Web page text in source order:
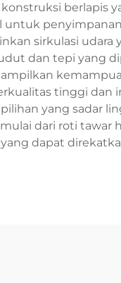
berlapis
sirkulasi
dan tepi yang
tinggi dan
yang sadar
dari roti tawar
dapat